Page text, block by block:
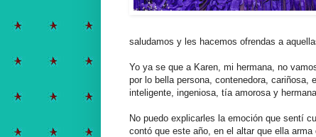
saludamos y les hacemos ofrendas a
Yo ya se que a Karen, mi hermana, no
por lo bella persona, contenedora, cariñosa,
inteligente, ingeniosa, tía amorosa y
No puedo explicarles la emoción que sentí
contó que este año, en el altar que ella